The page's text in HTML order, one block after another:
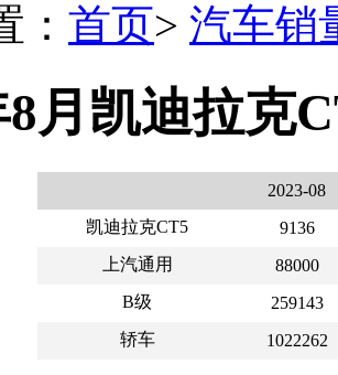
： 首页> 汽车销
8月凯迪拉克
2023-08
凯迪拉克CT5
9136
上汽通用
88000
B级
259143
轿车
1022262